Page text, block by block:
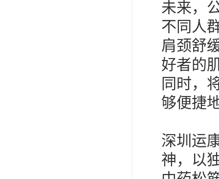
未来，
不同人
肩颈舒
好者的
同时，
够便捷
深圳运
神，以